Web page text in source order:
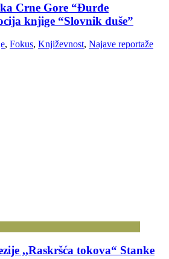
Crne Gore “Đurđe
knjige “Slovnik duše”
, Fokus, Književnost, Najave reportaže
,,Raskršća tokova“ Stanke